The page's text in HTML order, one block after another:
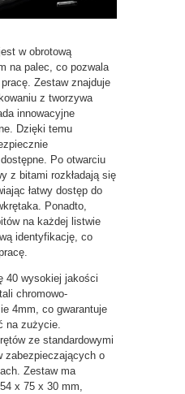
w obrotową
na palec, co pozwala
Zestaw znajduje
z tworzywa
innowacyjne
Dzięki temu
Po otwarciu
z bitami rozkładają się
łatwy dostęp do
Ponadto,
na każdej listwie
identyfikację, co
40 wysokiej jakości
chromowo-
4mm, co gwarantuje
na zużycie.
ze standardowymi
zabezpieczających o
Zestaw ma
x 75 x 30 mm,